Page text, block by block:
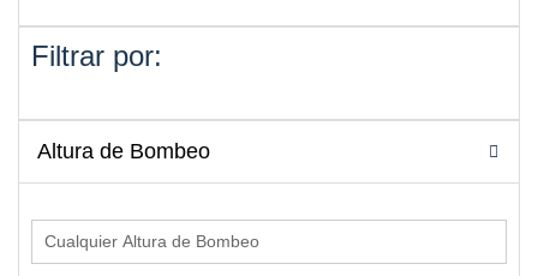
Filtrar por:
Altura de Bombeo